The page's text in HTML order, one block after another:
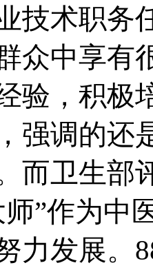
技术职务
众中享有
验，积极
强调的还
而卫生部
”作为中
力发展。